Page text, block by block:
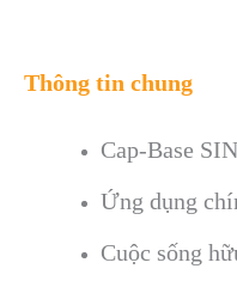
Thông tin chung
Cap-Base
Ứng dụng
Cuộc sống